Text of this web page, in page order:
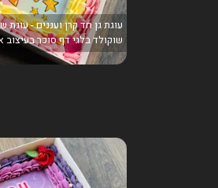
עוגת גן חד קרן ועננים -
שוקולד בלגי דף סוכר בעיצוב